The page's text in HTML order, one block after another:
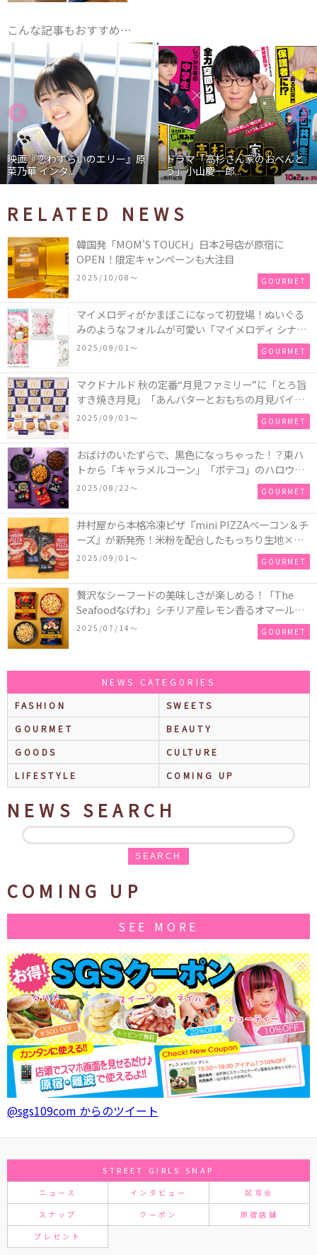
こんな記事もおすすめ…
映画『恋わずらいのエリー』原
菜乃華 インタ...
ドラマ「高杉さん家のおべんと
う」小山慶一郎...
RELATED NEWS
韓国発「MOM'S TOUCH」日本2号店が原宿に
OPEN！限定キャンペーンも大注目
2025/10/08〜 GOURMET
マイメロディがかまぼこになって初登場！ぬいぐる
みのようなフォルムが可愛い「マイメロディ シナモ
ロール かまぼこ」が新発売
2025/09/01〜 GOURMET
マクドナルド 秋の定番“月見ファミリー”に「とろ旨
すき焼き月見」「あんバターとおもちの月見パイ」
「月見マ ックシェイク 山梨県産シャインマスカット
2025/09/03〜 GOURMET
おばけのいたずらで、黒色になっちゃった！？東ハ
トから「キャラメルコーン」「ポテコ」のハロウィ
ン限定商品が新発売♪
2025/08/22〜 GOURMET
井村屋から本格冷凍ピザ『mini PIZZAベーコン＆チ
ーズ』が新発売！米粉を配合したもっちり生地×ご
ろごろ具材×とろけるチーズで満足感たっぷりのピ
2025/09/01〜 GOURMET
贅沢なシーフードの美味しさが楽しめる！「The
Seafoodなげわ」シチリア産レモン香るオマール海
老味、安曇野産わさび香るうに味が期間限定で新発
2025/07/14〜 GOURMET
NEWS CATEGORIES
FASHION
SWEETS
GOURMET
BEAUTY
GOODS
CULTURE
LIFESTYLE
COMING UP
NEWS SEARCH
SEARCH
COMING UP
SEE MORE
@sgs109com からのツイート
STREET GIRLS SNAP
ニュース インタビュー 試写会
スナップ クーポン 原宿店舗
プレゼント